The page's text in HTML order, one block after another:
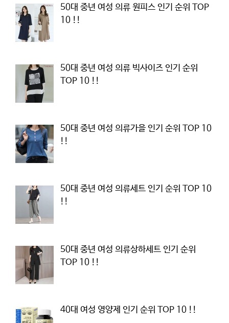
50대 중년 여성 의류 원피스 인기 순위 TOP
10 !!
50대 중년 여성 의류 빅사이즈 인기 순위
TOP 10 !!
50대 중년 여성 의류가을 인기 순위 TOP 10
!!
50대 중년 여성 의류세트 인기 순위 TOP 10
!!
50대 중년 여성 의류상하세트 인기 순위
TOP 10 !!
40대 여성 영양제 인기 순위 TOP 10 !!